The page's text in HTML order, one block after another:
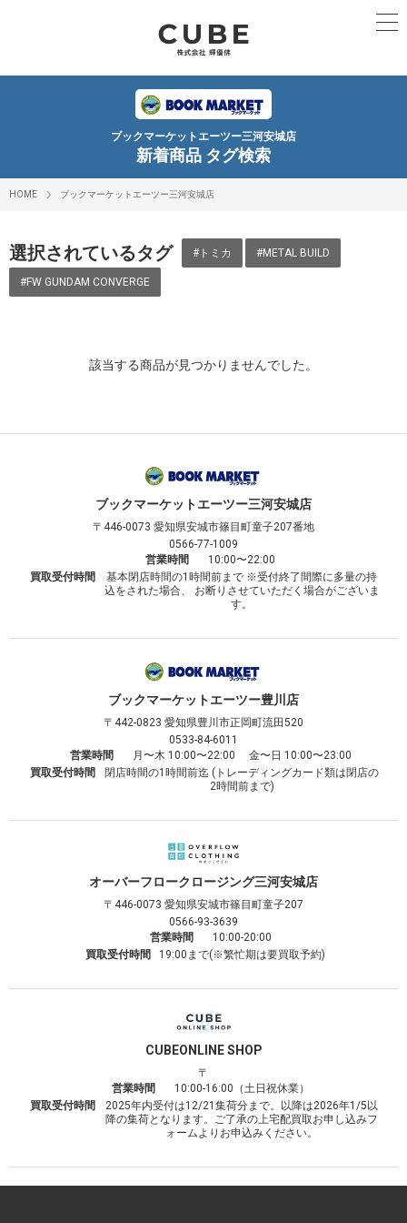
ブックマーケットエーツー三河安城店
新着商品 タグ検索
HOME ブックマーケットエーツー三河安城店
選択されているタグ #トミカ #METAL BUILD
#FW GUNDAM CONVERGE
該当する商品が見つかりませんでした。
ブックマーケットエーツー三河安城店
〒446-0073 愛知県安城市篠目町童子207番地
0566-77-1009
営業時間
10:00〜22:00
買取受付時間
基本閉店時間の1時間前まで ※受付終了間際に多量の持
込をされた場合、 お断りさせていただく場合がございま
す。
ブックマーケットエーツー豊川店
〒442-0823 愛知県豊川市正岡町流田520
0533-84-6011
営業時間
月〜木 10:00〜22:00 金〜日 10:00〜23:00
買取受付時間
閉店時間の1時間前迄 (トレーディングカード類は閉店の
2時間前まで)
オーバーフロークロージング三河安城店
〒446-0073 愛知県安城市篠目町童子207
0566-93-3639
営業時間
10:00-20:00
買取受付時間
19:00まで(※繁忙期は要買取予約)
CUBEONLINE SHOP
〒
営業時間
10:00-16:00（土日祝休業）
買取受付時間
2025年内受付は12/21集荷分まで。以降は2026年1/5以
降の集荷となります。ご了承の上宅配買取お申し込みフ
ォームよりお申込みください。